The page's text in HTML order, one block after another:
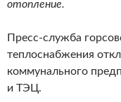
отопление.
Пресс-служба
теплоснабжения
коммунального
и ТЭЦ.